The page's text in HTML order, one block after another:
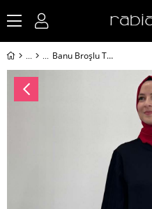
Banu Broşlu Triko Elbise Siyah